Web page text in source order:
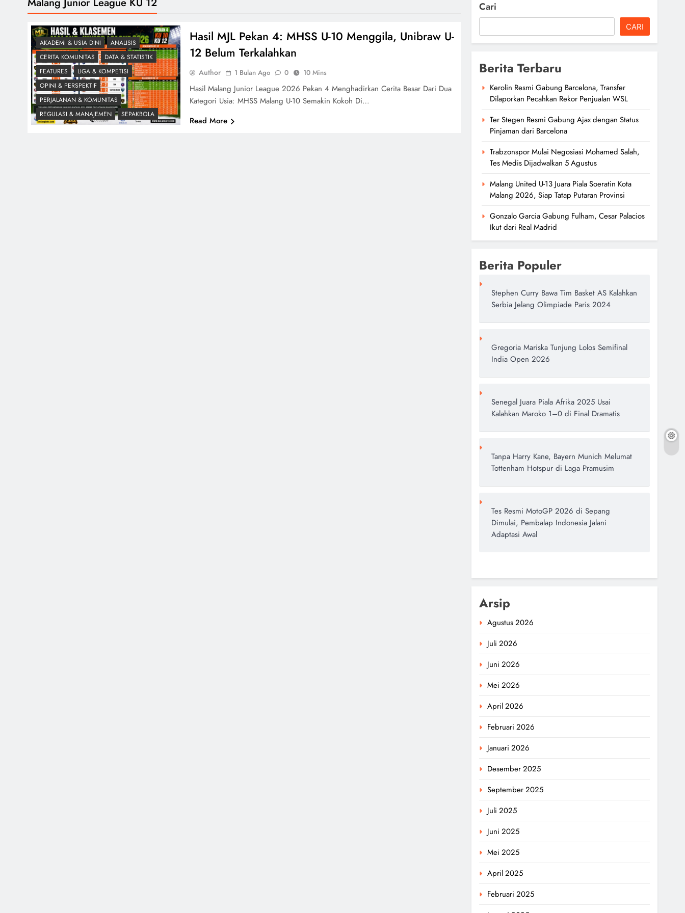
AKADEMI & USIA DINI
ANALISIS
CERITA KOMUNITAS
DATA & STATISTIK
FEATURES
LIGA & KOMPETISI
OPINI & PERSPEKTIF
PERJALANAN & KOMUNITAS
REGULASI & MANAJEMEN
SEPAKBOLA
Hasil MJL Pekan 4: MHSS U-10 Menggila, Unibraw U-
12 Belum Terkalahkan
Author 1 Bulan Ago 0 10 Mins
Hasil Malang Junior League 2026 Pekan 4 Menghadirkan Cerita Besar Dari Dua
Kategori Usia: MHSS Malang U-10 Semakin Kokoh Di…
Read More
Cari
CARI
Berita Terbaru
Kerolin Resmi Gabung Barcelona, Transfer
Dilaporkan Pecahkan Rekor Penjualan WSL
Ter Stegen Resmi Gabung Ajax dengan Status
Pinjaman dari Barcelona
Trabzonspor Mulai Negosiasi Mohamed Salah,
Tes Medis Dijadwalkan 5 Agustus
Malang United U-13 Juara Piala Soeratin Kota
Malang 2026, Siap Tatap Putaran Provinsi
Gonzalo Garcia Gabung Fulham, Cesar Palacios
Ikut dari Real Madrid
Berita Populer
Stephen Curry Bawa Tim Basket AS Kalahkan
Serbia Jelang Olimpiade Paris 2024
Gregoria Mariska Tunjung Lolos Semifinal
India Open 2026
Senegal Juara Piala Afrika 2025 Usai
Kalahkan Maroko 1–0 di Final Dramatis
Tanpa Harry Kane, Bayern Munich Melumat
Tottenham Hotspur di Laga Pramusim
Tes Resmi MotoGP 2026 di Sepang
Dimulai, Pembalap Indonesia Jalani
Adaptasi Awal
Arsip
Agustus 2026
Juli 2026
Juni 2026
Mei 2026
April 2026
Februari 2026
Januari 2026
Desember 2025
September 2025
Juli 2025
Juni 2025
Mei 2025
April 2025
Februari 2025